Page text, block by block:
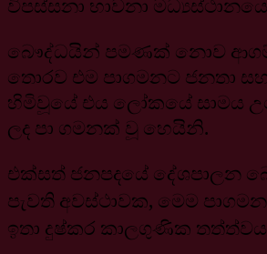
විපස්සනා භාවනා
බෞද්ධයින් පමණක් නොව
තොරව එම පාගමනට ජනතා
හිමිවූයේ එය ලෝකයේ සාමය
ලද පා ගමනක් වූ හෙයිනි.
එක්සත් ජනපදයේ දේශපාලන
පැවති අවස්ථාවක, මෙම
ඉතා දුෂ්කර කාලගුණික